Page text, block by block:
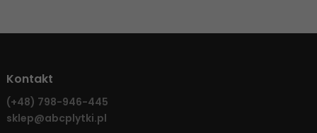
Kontakt
(+48) 798-946-445
sklep@abcplytki.pl